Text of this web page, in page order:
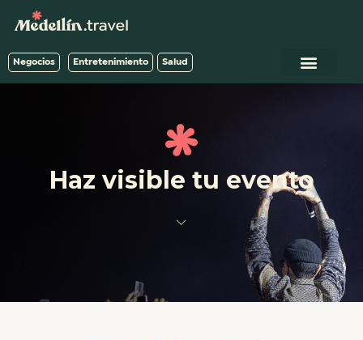
Negocios Entretenimiento Salud
Haz visible tu evento